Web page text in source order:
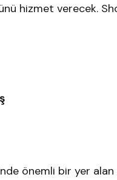
hizmet verecek.
önemli bir yer alan